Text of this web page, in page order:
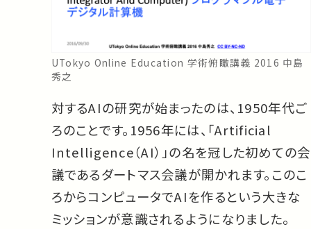
UTokyo Online Education 学術俯瞰講義 2016 中島
秀之
対するAIの研究が始まったのは、1950年代ご
ろのことです。1956年には、「Artificial
Intelligence（AI）」の名を冠した初めての会
議であるダートマス会議が開かれます。このこ
ろからコンピュータでAIを作るという大きな
ミッションが意識されるようになりました。